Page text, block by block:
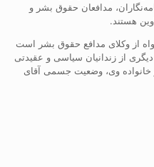
مدافعان حقوق بشر و
هستند.
از وکلای مدافع حقوق بشر است
از زندانیان سیاسی و عقیدتی
خانواده وی، وضعیت جسمی آقای